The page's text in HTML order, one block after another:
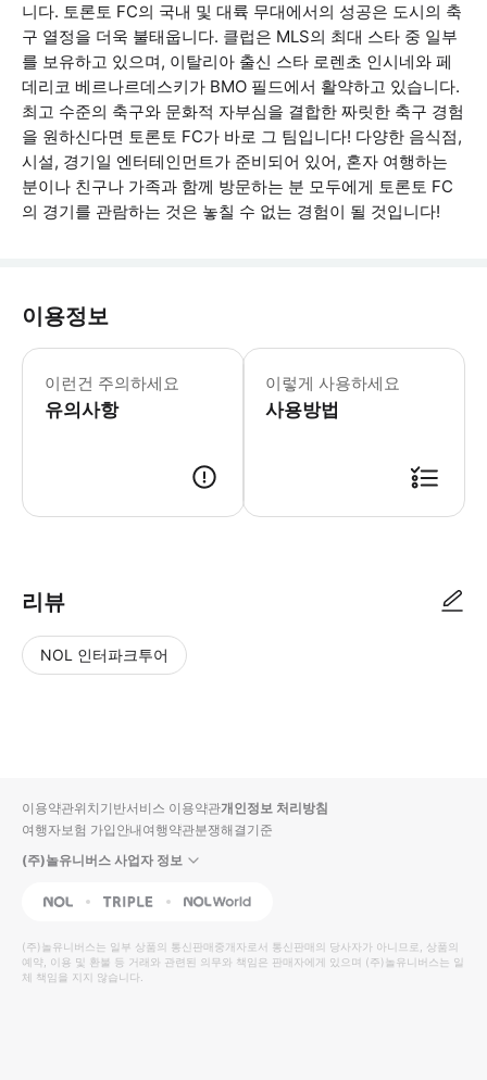
니다. 토론토 FC의 국내 및 대륙 무대에서의 성공은 도시의 축
구 열정을 더욱 불태웁니다. 클럽은 MLS의 최대 스타 중 일부
를 보유하고 있으며, 이탈리아 출신 스타 로렌초 인시네와 페
데리코 베르나르데스키가 BMO 필드에서 활약하고 있습니다.
최고 수준의 축구와 문화적 자부심을 결합한 짜릿한 축구 경험
을 원하신다면 토론토 FC가 바로 그 팀입니다! 다양한 음식점,
시설, 경기일 엔터테인먼트가 준비되어 있어, 혼자 여행하는
분이나 친구나 가족과 함께 방문하는 분 모두에게 토론토 FC
의 경기를 관람하는 것은 놓칠 수 없는 경험이 될 것입니다!
이용정보
이런건 주의하세요
유의사항
• 정확한 좌석은 예약 시 확인되지만,
이렇게 사용하세요
사용방법
리뷰
NOL 인터파크투어
입니
다.
높
은
순
동
영
상
순
상
이용약관위치기반서비스 이용약관개인정보 처리방침
여행자보험 가입안내여행약관분쟁해결기준
(주)놀유니버스 사업자 정보
NOL Triple Interpark Global
(주)놀유니버스는 일부 상품의 통신판매중개자로서 통신판매의 당사자가 아니므로, 상품의
예약, 이용 및 환불 등 거래와 관련된 의무와 책임은 판매자에게 있으며 (주)놀유니버스는 일
체 책임을 지지 않습니다.